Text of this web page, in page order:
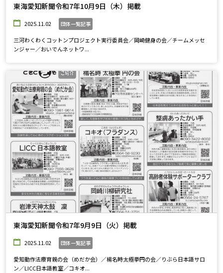
東海愛知新聞令和7年10月9日（木）掲載
2025.11.02 団体一覧記事
三河わくわくコットンプロジェクト実行委員会／岡崎健身の会／チームメッセ
ンジャー／おいでんネットワ...
東海愛知新聞令和7年9月9日（火）掲載
2025.11.02 団体一覧記事
愛知動作法療育親の会（めだか会）／楊名時太極拳円の会／りぶら日本語サロ
ン／LICC日本語教室／コキオ...